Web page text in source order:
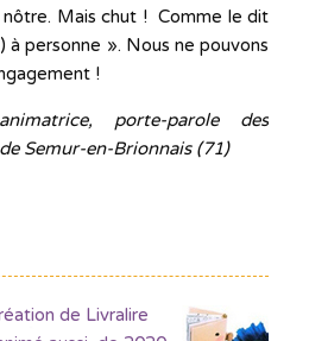
Mais chut ! Comme le dit
à personne ». Nous ne pouvons
!
porte-parole des
Semur-en-Brionnais (71)
de Livralire